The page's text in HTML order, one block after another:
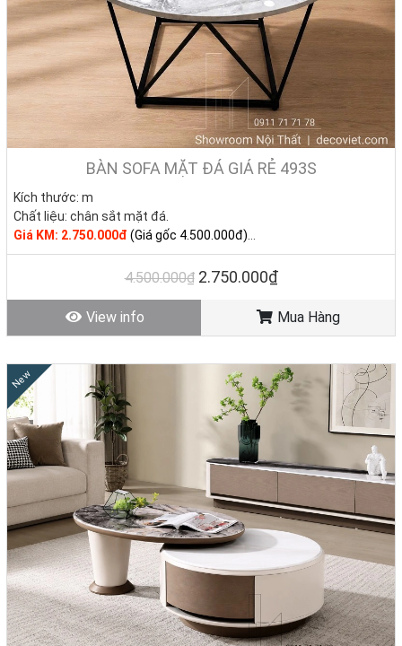
chia câu chuyện.
• Khi một mình: chỉ cần một lọ hoa, một tách cà phê trên bàn, phòng
khách đã trở thành chốn thư giãn đầy cảm hứng.
👉 Đó là lý do ngày càng nhiều gia đình chọn mua
bàn sofa đẹp giá
rẻtạiNhà Decor– vì vừa tiết kiệm, vừa “đúng gu”, lại dễ phối hợp với
mọi không gian.
💎Các dòng bàn sofa giá rẻ bán chạy
👉 Bạn đang tìm 1 chiếcbàn sofa phòng kháchvừa đẹp vừa tiết
BÀN SOFA MẶT ĐÁ GIÁ RẺ 493S
Kích thước: m
Chất liệu: chân sắt mặt đá.
Giá KM: 2.750.000đ (Giá gốc 4.500.000đ)
Tình trạng: Hàng mới - Còn hàng
4.500.000₫ 2.750.000₫
View info Mua Hàng
New